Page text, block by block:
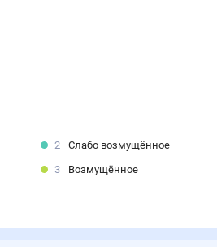
2
Слабо возмущённое
3
Возмущённое